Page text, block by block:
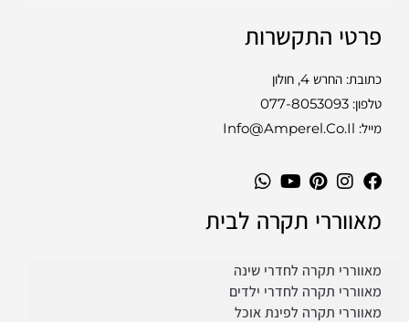
פרטי התקשרות
כתובת: החרש 4, חולון
טלפון: 077-8053093
מייל: Info@amperel.co.il
מאווררי תקרה לבית
מאווררי תקרה לחדרי שינה
מאווררי תקרה לחדרי ילדים
מאווררי תקרה לפינת אוכל